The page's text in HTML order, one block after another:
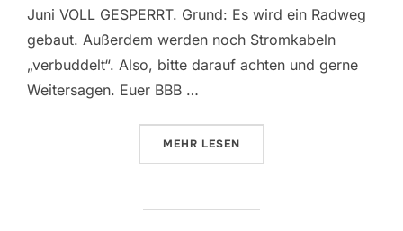
Juni VOLL GESPERRT. Grund: Es wird ein Radweg
gebaut. Außerdem werden noch Stromkabeln
„verbuddelt“. Also, bitte darauf achten und gerne
Weitersagen. Euer BBB …
MEHR ÜBER „STRASSENSPERRUNG
LESEN